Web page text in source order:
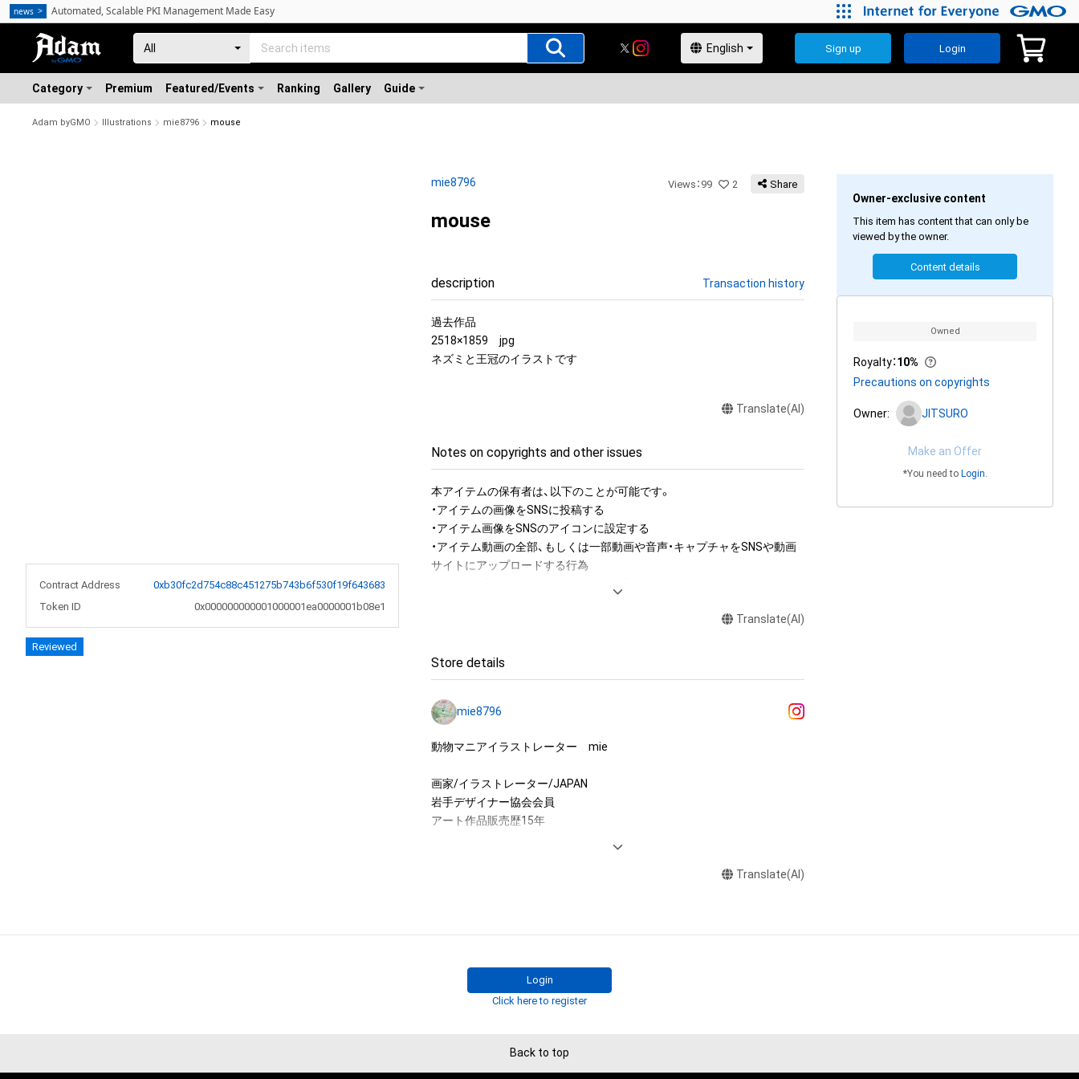
Sign up Login
Category Premium Featured/Events Ranking Gallery Guide
Adam byGMO Illustrations mie8796 mouse
Contract Address
0xb30fc2d754c88c451275b743b6f530f19f643683
Token ID
0x000000000001000001ea0000001b08e1
Reviewed
mie8796 Views ： 99 2 Share
mouse
description Transaction history
過去作品
2518×1859　jpg
ネズミと王冠のイラストです
Translate(AI)
Notes on copyrights and other issues
本アイテムの保有者は、以下のことが可能です。
・アイテムの画像をSNSに投稿する
・アイテム画像をSNSのアイコンに設定する
・アイテム動画の全部、もしくは一部動画や音声・キャプチャをSNSや動画
サイトにアップロードする行為
・アイテムの画像を使用してメッセージカードを制作し友達に送る
・アイテム画像を使用し、グッズや商品を制作して有料販売、および無料配
成する
アイテムに関する注意事項
みますがこれらに限られません。)にかかる知的財産権(著作権、特許権、実
用新案権、商標権、意匠権その他の知的財産権(それらの権利を取得し、又は
それらの権利につき登録等を出願する権利を含みます。)を意味します。)
は、本アイテムの著作権を有する方、著作隣接権の権利者またはその管理委
有していたとしても、本アイテムに関する創作物にかかる知的財産権を有
(改変、公開、配布、逆コンパイル、リバースエンジニアリングを含みますが、
これに限定されません。)を行うことはできません。
・本アイテムに関する創作物の利用については、公序良俗や法令に反する利
利用をお断りさせていただきます。
Translate(AI)
Store details
mie8796
動物マニアイラストレーター　mie
画家/イラストレーター/JAPAN
岩手デザイナー協会会員
アート作品販売歴15年
宇宙/レトロな雑貨/家/画材道具
Translate(AI)
Owner-exclusive content
This item has content that can only be
viewed by the owner.
Content details
Owned
Royalty：10%
Precautions on copyrights
Owner: JITSURO
Make an Offer
*You need to Login.
Login
Click here to register
Back to top
news Automated, Scalable PKI Management Made Easy